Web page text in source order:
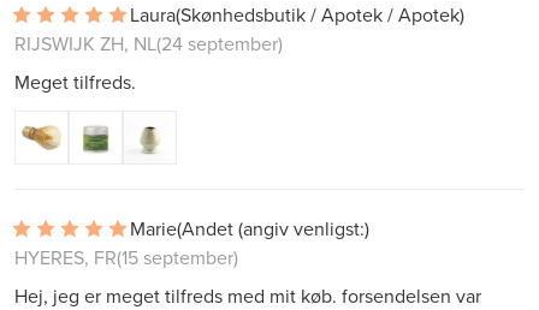
Laura(Skønhedsbutik / Apotek / Apotek)
RIJSWIJK ZH, NL(24 september)
Meget tilfreds.
Marie(Andet (angiv venligst:)
HYERES, FR(15 september)
Hej, jeg er meget tilfreds med mit køb. forsendelsen var